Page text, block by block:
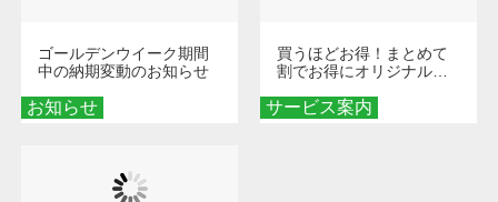
お知らせ
ゴールデンウイーク期間
中の納期変動のお知らせ
サービス案内
買うほどお得！まとめて
割でお得にオリジナルグ